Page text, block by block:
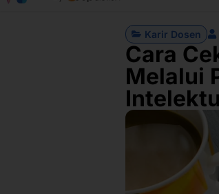
Karir Dosen
Cara
Melalui